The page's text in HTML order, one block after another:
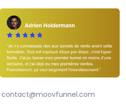
contact@moovfunnel.com